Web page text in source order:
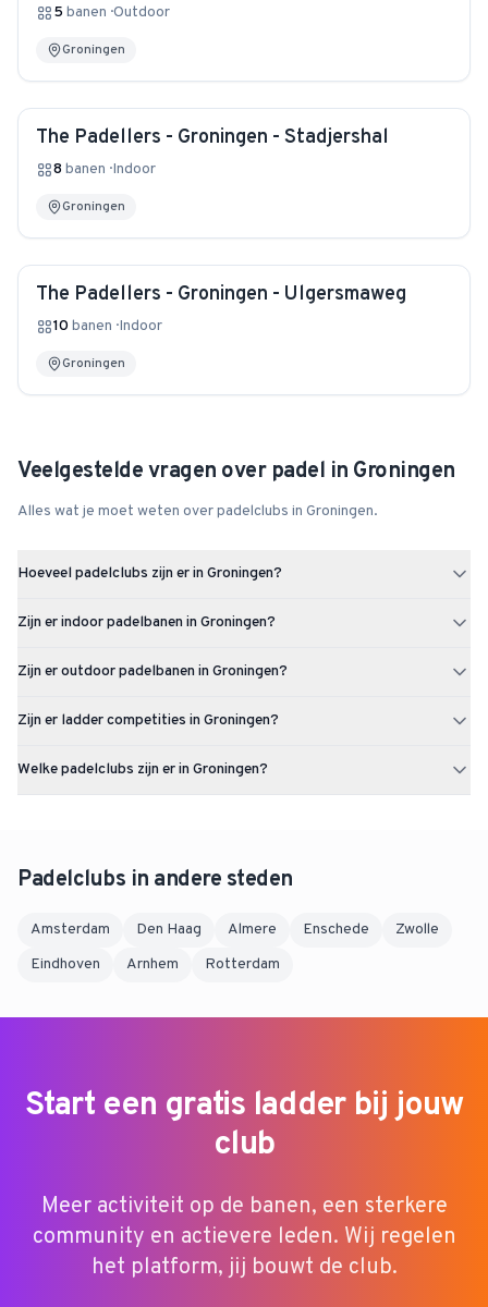
5 banen ·Outdoor
Groningen
The Padellers - Groningen - Stadjershal
8 banen ·Indoor
Groningen
The Padellers - Groningen - Ulgersmaweg
10 banen ·Indoor
Groningen
Veelgestelde vragen over padel in Groningen
Alles wat je moet weten over padelclubs in Groningen.
Hoeveel padelclubs zijn er in Groningen?
Zijn er indoor padelbanen in Groningen?
padelclubs in de stad.
Zijn er outdoor padelbanen in Groningen?
indoor banen, zodat je het hele jaar door kunt spelen.
Zijn er ladder competities in Groningen?
Groningen. Via Uppadel kun je een ladder starten zodra er
voldoende interesse is.
Welke padelclubs zijn er in Groningen?
Padelclubs in andere steden
Amsterdam Den Haag Almere Enschede
Zwolle
Eindhoven
Arnhem Rotterdam
Start een gratis ladder bij jouw
club
Meer activiteit op de banen, een sterkere
community en actievere leden. Wij regelen
het platform, jij bouwt de club.